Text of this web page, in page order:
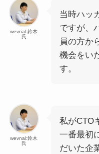
wevnal:鈴木
氏
当時ハッ
ですが、
員の方か
機会をい
す。
wevnal:鈴木
氏
私がCTO
一番最初
だいた企